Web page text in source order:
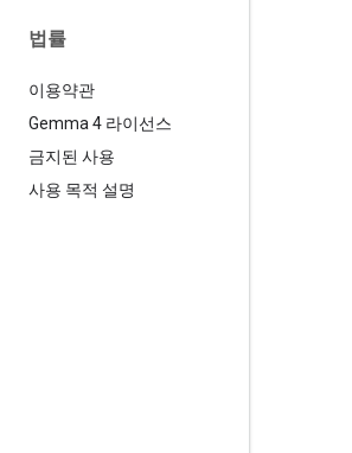
법률
이용약관
Gemma 4 라이선스
금지된 사용
사용 목적 설명